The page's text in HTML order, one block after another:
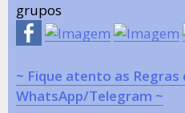
grupos
~ Fique atento as Regras
WhatsApp/Telegram ~